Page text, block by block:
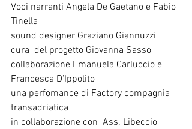
Voci narranti Angela De Gaetano e Fabio
Tinella
sound designer Graziano Giannuzzi
cura  del progetto Giovanna Sasso
collaborazione Emanuela Carluccio e
Francesca D’Ippolito
una perfomance di Factory compagnia
transadriatica
in collaborazione con  Ass. Libeccio